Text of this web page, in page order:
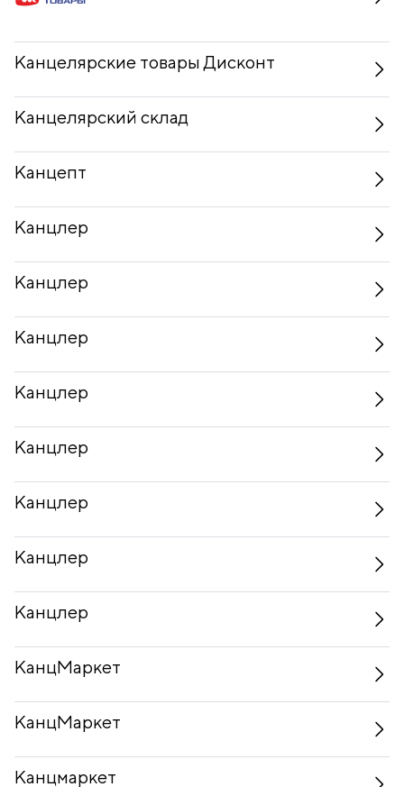
Канцелярские товары Дисконт
Канцелярский склад
Канцепт
Канцлер
Канцлер
Канцлер
Канцлер
Канцлер
Канцлер
Канцлер
Канцлер
КанцМаркет
КанцМаркет
Канцмаркет